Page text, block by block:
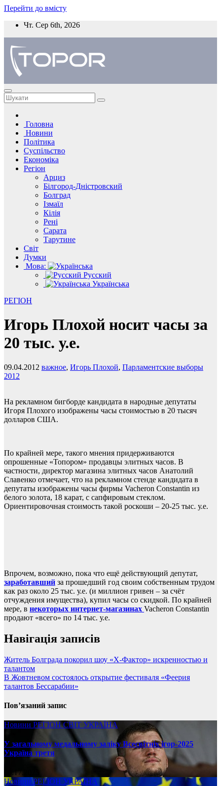
Перейти до вмісту
Чт. Сер 6th, 2026
Головна
Новини
Політика
Суспільство
Економіка
Регіон
Арциз
Білгород-Дністровский
Болград
Ізмаїл
Кілія
Рені
Сарата
Тарутине
Світ
Думки
Мова:
Русский
Українська
РЕГІОН
Игорь Плохой носит часы за
20 тыс. у.е.
09.04.2012 важное, Игорь Плохой, Парламентские выборы
2012
На рекламном бигборде кандидата в народные депутаты
Игоря Плохого изображены часы стоимостью в 20 тысяч
долларов США.
По крайней мере, такого мнения придерживаются
опрошенные «Топором» продавцы элитных часов. В
частности, директор магазина элитных часов Анатолий
Славенко отмечает, что на рекламном стенде кандидата в
депутаты изображены часы фирмы Vacheron Constantin из
белого золота, 18 карат, с сапфировым стеклом.
Ориентировочная стоимость такой роскоши – 20-25 тыс. у.е.
Впрочем, возможно, пока что ещё действующий депутат,
заработавший за прошедший год своим собственным трудом
как раз около 25 тыс. у.е. (и миллион гривен – за счёт
отчуждения имущества), купил часы со скидкой. По крайней
мере, в некоторых интернет-магазинах Vacheron Constantin
продают «всего» по 14 тыс. у.е.
Навігація записів
Житель Болграда покорил шоу «Х-Фактор» искренностью и
талантом
В Жовтневом состоялось открытие фестиваля «Феерия
талантов Бессарабии»
Пов’язаний запис
Новини РЕГІОНСВІТ УКРАЇНА
У загальному медальному заліку Всесвітніх ігор-2025
Україна третя
08.17.2025
НовиниРЕГІОН УКРАЇНА